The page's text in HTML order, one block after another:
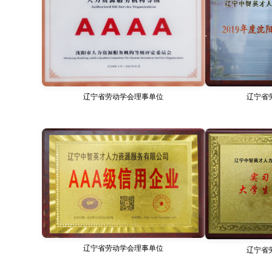
辽宁省劳动学会理事单位 辽宁省
辽宁省劳动学会理事单位 辽宁省